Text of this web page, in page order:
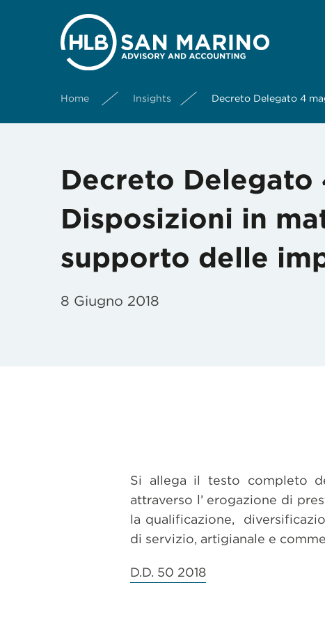
Home Insights Decreto Delegato 4
Decreto Delegato
Disposizioni in
supporto delle
8 Giugno 2018
Si allega il testo completo
attraverso l’ erogazione di
la qualificazione,
di servizio, artigianale e
D.D. 50 2018